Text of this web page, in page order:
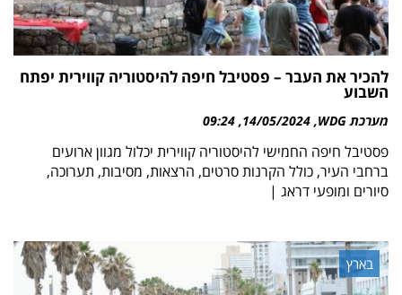
להכיר את העבר – פסטיבל חיפה להיסטוריה קווירית יפתח
השבוע
מערכת WDG 14/05/2024
09:24
פסטיבל חיפה החמישי להיסטוריה קווירית יכלול מגוון ארועים
ברחבי העיר, כולל הקרנות סרטים, הרצאות, מסיבות, תערוכה,
סיורים ומופעי דראג |
בארץ